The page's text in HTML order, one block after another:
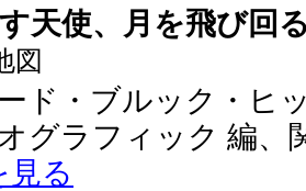
天使、月を飛び
図
ド・ブルック・ヒ
グラフィック 編、
見る